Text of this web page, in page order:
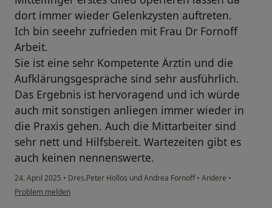
dort immer wieder Gelenkzysten auftreten.
Ich bin seeehr zufrieden mit Frau Dr Fornoff
Arbeit.
Sie ist eine sehr Kompetente Ärztin und die
Aufklärungsgespräche sind sehr ausführlich.
Das Ergebnis ist hervoragend und ich würde
auch mit sonstigen anliegen immer wieder in
die Praxis gehen. Auch die Mittarbeiter sind
sehr nett und Hilfsbereit. Wartezeiten gibt es
auch keinen nennenswerte.
24. April 2025 • Dres.Peter Hollos und Andrea Fornoff• Andere •
Problem melden